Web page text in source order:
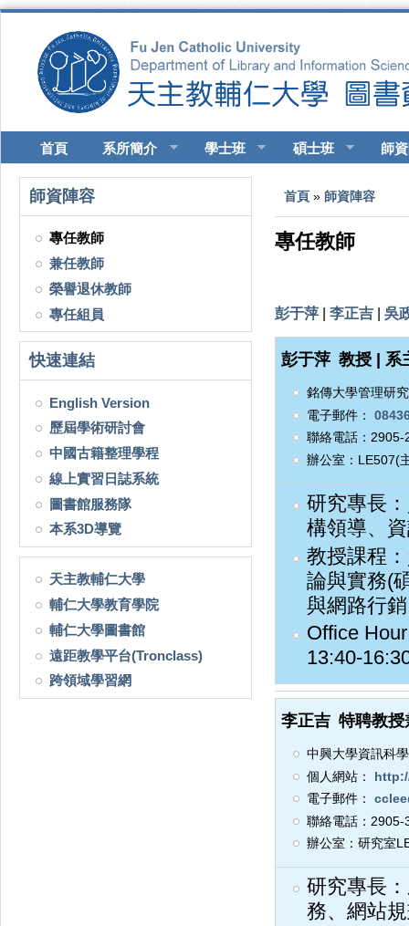
首頁 系所簡介 學士班 碩士班 師
師資陣容
專任教師
兼任教師
榮譽退休教師
專任組員
快速連結
English Version
歷屆學術研討會
中國古籍整理學程
線上實習日誌系統
圖書館服務隊
本系3D導覽
天主教輔仁大學
輔仁大學教育學院
輔仁大學圖書館
遠距教學平台(Tronclass)
跨領域學習網
您在這裡
首頁» 師資陣容
專任教師
彭于萍| 李正吉| 吳
彭于萍 教授 | 系
銘傳大學管理研
電子郵件：
聯絡電話：
辦公室：LE507(
研究專長
構領導、
教授課程
論與實務(
與網路行
Office
13:40-
李正吉 特聘教授
中興大學資訊科
個人網站：
電子郵件：
聯絡電話：2905-
辦公室：研究室
研究專長
務、網站